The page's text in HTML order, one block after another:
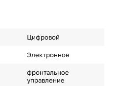
Цифровой
Электронное
фронтальное
управление